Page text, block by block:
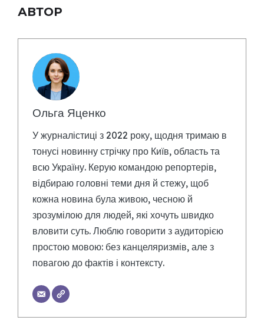
АВТОР
Ольга Яценко
У журналістиці з 2022 року, щодня тримаю в
тонусі новинну стрічку про Київ, область та
всю Україну. Керую командою репортерів,
відбираю головні теми дня й стежу, щоб
кожна новина була живою, чесною й
зрозумілою для людей, які хочуть швидко
вловити суть. Люблю говорити з аудиторією
простою мовою: без канцеляризмів, але з
повагою до фактів і контексту.